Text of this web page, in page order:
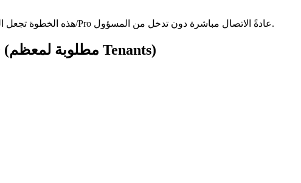
هذه الخطوة تجعل الموصل متاحًا لأعضاء الفريق. يمكن للمستخدمين الأفراد في المخططات المجانية/Pro عادةً الاتصال مباشرة دون تدخل من المسؤول.
الخطوة 2: موافقة المسؤول في Microsoft Entra ID (مطلوبة لمعظم Tenants)